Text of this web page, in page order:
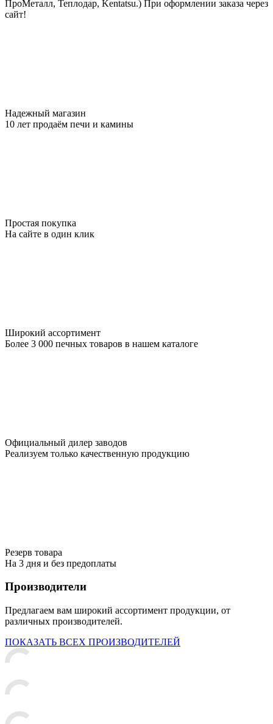
ПроМеталл, Теплодар, Kentatsu.) При оформлении заказа через
сайт!
Надежный магазин
10 лет продаём печи и камины
Простая покупка
На сайте в один клик
Широкий ассортимент
Более 3 000 печных товаров в нашем каталоге
Официальный дилер заводов
Реализуем только качественную продукцию
Резерв товара
На 3 дня и без предоплаты
Производители
Предлагаем вам широкий ассортимент продукции, от
различных производителей.
ПОКАЗАТЬ ВСЕХ ПРОИЗВОДИТЕЛЕЙ